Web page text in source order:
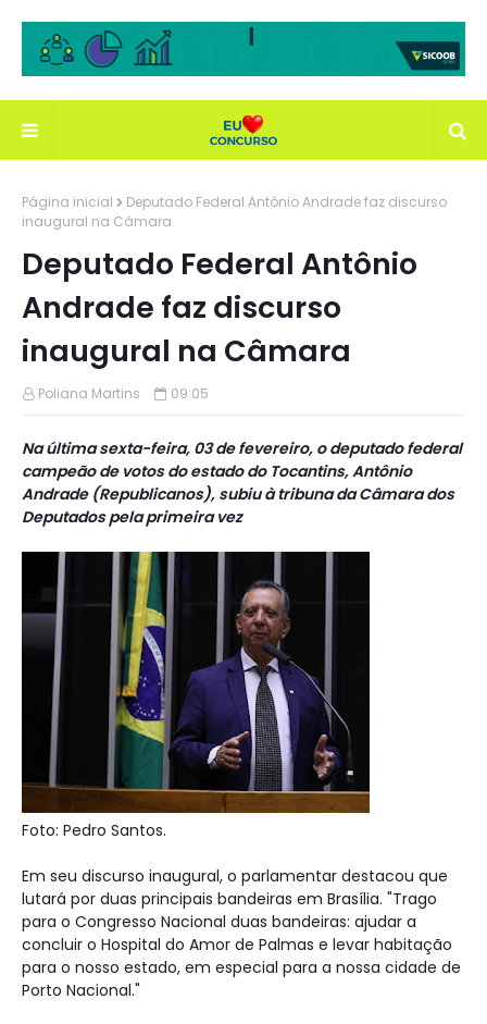
Página inicial
Deputado Federal Antônio Andrade faz discurso
inaugural na Câmara
Deputado Federal Antônio
Andrade faz discurso
inaugural na Câmara
Poliana Martins 09:05
Na última sexta-feira, 03 de fevereiro, o deputado federal
campeão de votos do estado do Tocantins, Antônio
Andrade (Republicanos), subiu à tribuna da Câmara dos
Deputados pela primeira vez
Foto: Pedro Santos.
Em seu discurso inaugural, o parlamentar destacou que
lutará por duas principais bandeiras em Brasília. "Trago
para o Congresso Nacional duas bandeiras: ajudar a
concluir o Hospital do Amor de Palmas e levar habitação
para o nosso estado, em especial para a nossa cidade de
Porto Nacional."